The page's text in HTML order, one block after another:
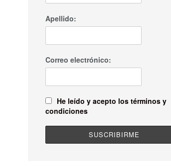
Apellido:
Correo electrónico:
He leído y acepto los términos y
condiciones